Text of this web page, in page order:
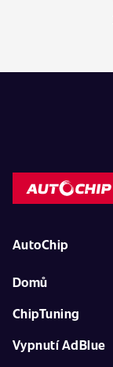
AutoChip
Domů
ChipTuning
Vypnutí AdBlue